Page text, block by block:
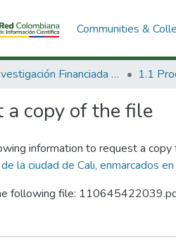
Communities &
1. Investigación Financiada con Recursos Públicos
a copy of the file
information to request a
la ciudad de Cali, enmarcados
following file: